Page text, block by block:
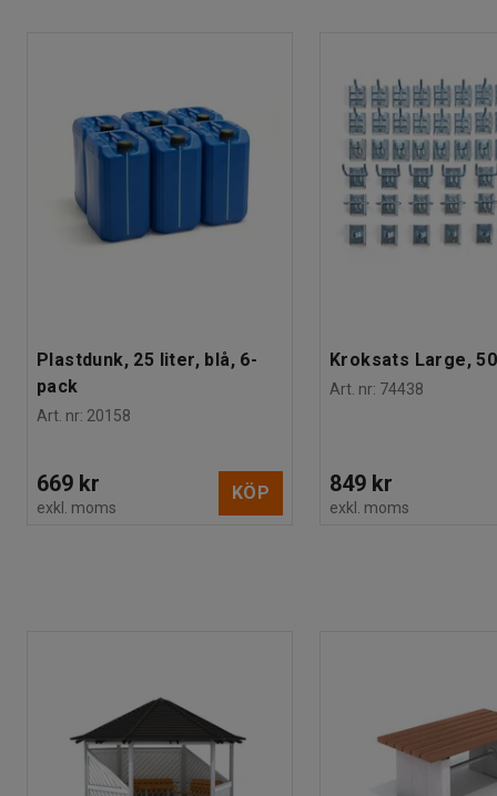
Plastdunk, 25 liter, blå, 6-
pack
Art. nr: 20158
669 kr
exkl. moms
KÖP
Kroksats Large,
Art. nr: 74438
849 kr
exkl. moms